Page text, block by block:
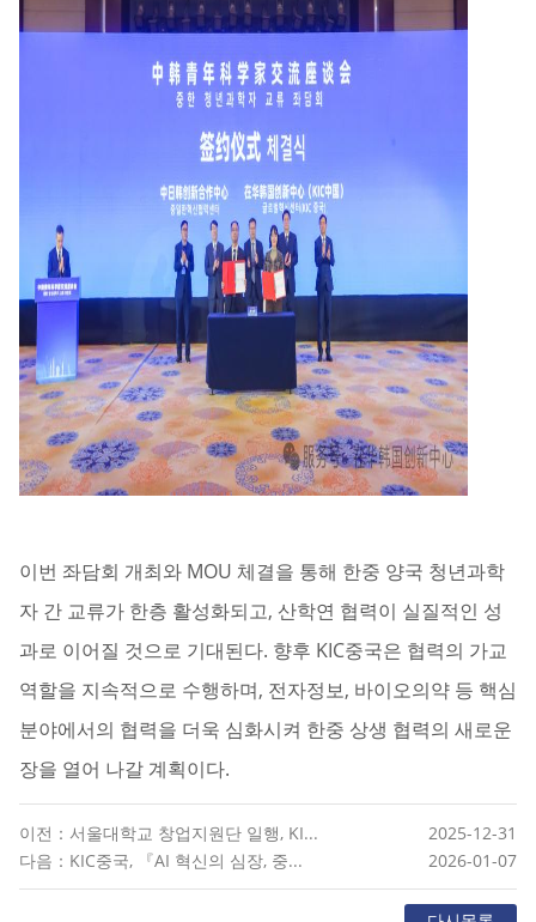
이번 좌담회 개최와 MOU 체결을 통해 한중 양국 청년과학
자 간 교류가 한층 활성화되고, 산학연 협력이 실질적인 성
과로 이어질 것으로 기대된다. 향후 KIC중국은 협력의 가교
역할을 지속적으로 수행하며, 전자정보, 바이오의약 등 핵심
분야에서의 협력을 더욱 심화시켜 한중 상생 협력의 새로운
장을 열어 나갈 계획이다.
이전：서울대학교 창업지원단 일행, KI...
2025-12-31
다음：KIC중국, 『AI 혁신의 심장, 중...
2026-01-07